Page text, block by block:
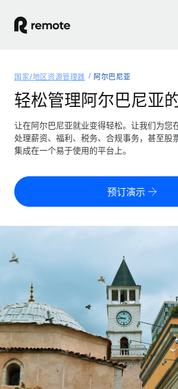
产品
全球招聘
全球薪资管理
轻松运行合规薪资
零实体成本实现全球扩张
外包复杂雇佣任务
基础设施
Remote Embedded
将人力资源无缝融入工作流程
覆盖全球
美国各州浏览器
成长阶段
初创企业
为成长型企业量身打造的全球敏捷型人力
中型市场
通过定制化人力资源解决方案扩展团队
资源
工具与计算器
误分类风险计算工具
合同工薪酬结算计算器
探索全球合同工的结算货币选项与结算速度
通过 REMOTE 学习
研究与指引
案例研究
定价
中文（简体）
English
Nederlands
Français
Deutsch
Español
登录
国家/地区资源管理器 阿尔巴尼亚
轻松管理阿尔巴尼亚
让在阿尔巴尼亚就业变得轻松。让我们为您
处理薪资、福利、税务、合规事务，甚至股
集成在一个易于使用的平台上。
预订演示